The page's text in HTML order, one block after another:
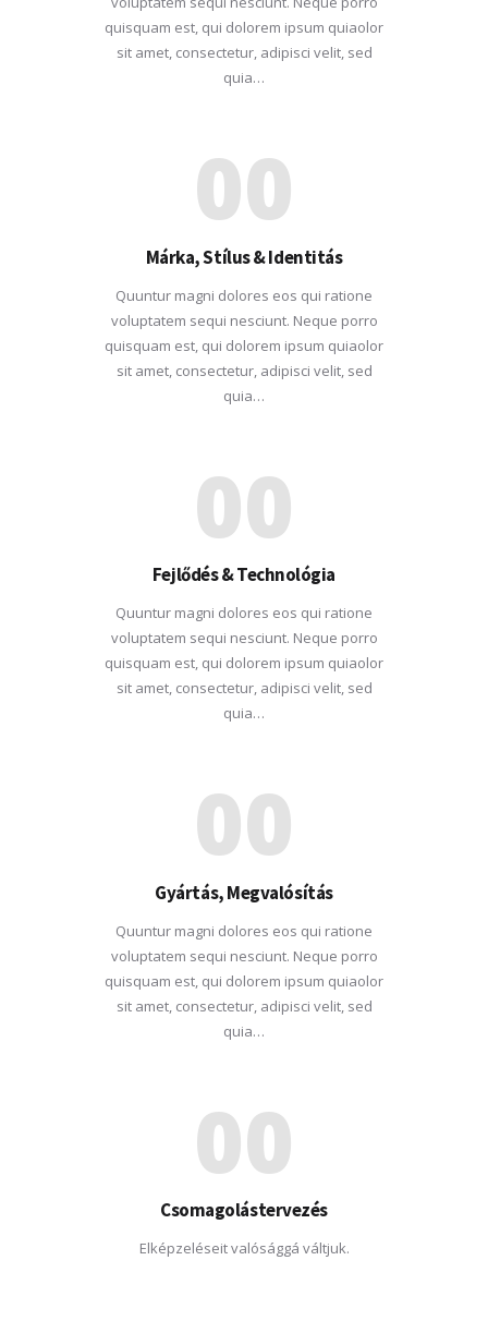
quisquam est, qui dolorem ipsum quiaolor
sit amet, consectetur, adipisci velit, sed
quia…
00
Márka, Stílus & Identitás
Quuntur magni dolores eos qui ratione
voluptatem sequi nesciunt. Neque porro
quisquam est, qui dolorem ipsum quiaolor
sit amet, consectetur, adipisci velit, sed
quia…
00
Fejlődés & Technológia
Quuntur magni dolores eos qui ratione
voluptatem sequi nesciunt. Neque porro
quisquam est, qui dolorem ipsum quiaolor
sit amet, consectetur, adipisci velit, sed
quia…
00
Gyártás, Megvalósítás
Quuntur magni dolores eos qui ratione
voluptatem sequi nesciunt. Neque porro
quisquam est, qui dolorem ipsum quiaolor
sit amet, consectetur, adipisci velit, sed
quia…
00
Csomagolástervezés
Elképzeléseit valósággá váltjuk.